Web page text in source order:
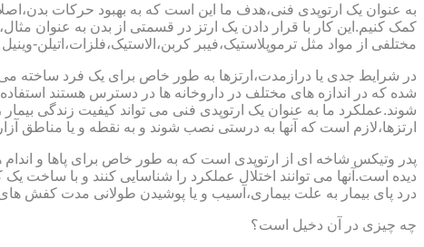
به عنوان یک ارتوپدی فنی،هدف ما این است که به بهبود حرکات
کمک کنیم.این کار با قرار دادن یک ارتز در قسمتی از بدن به عنوان
مختلفی از مواد مثل ترموپلاستیک،فیبر کربن،الاستیک،فلزات،اتیلن-
در شرایط جدی یا درازمدت،ارتزها به طور خاص برای یک فرد ساخته
شده که در اندازه های مختلف در داروخانه ها در دسترس هستند
شوند.عملکرد ما به عنوان یک ارتوپدی فنی می تواند کیفیت زندگی
ارتزها،لازم است که آنها به درستی نصب شوند و به نقطه و یا مناطق
پدر وتیکس شاخه ای از ارتوپدی است که به طور خاص برای پاها و اندام
دیده است.آنها می توانند اختلال عملکرد را شناسایی کنند و با
درد پای بیمار به علت بیماری،آسیب و یا پوشیدن طولانی مدت کفش
چه چیزی در آن دخیل است؟